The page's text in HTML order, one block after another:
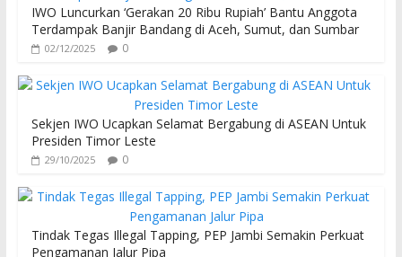
IWO Luncurkan ‘Gerakan 20 Ribu Rupiah’ Bantu Anggota
Terdampak Banjir Bandang di Aceh, Sumut, dan Sumbar
02/12/2025 0
Sekjen IWO Ucapkan Selamat Bergabung di ASEAN Untuk
Presiden Timor Leste
29/10/2025 0
Tindak Tegas Illegal Tapping, PEP Jambi Semakin Perkuat
Pengamanan Jalur Pipa